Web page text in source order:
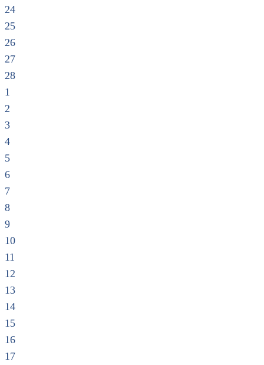
24
25
26
27
28
1
2
3
4
5
6
7
8
9
10
11
12
13
14
15
16
17